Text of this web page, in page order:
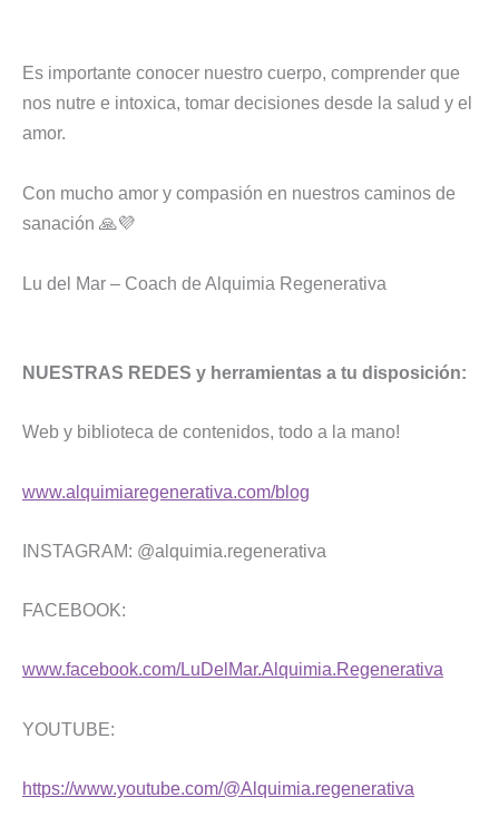
Es importante conocer nuestro cuerpo, comprender que
nos nutre e intoxica, tomar decisiones desde la salud y el
amor.
Con mucho amor y compasión en nuestros caminos de
sanación 🙏💜
Lu del Mar – Coach de Alquimia Regenerativa
NUESTRAS REDES y herramientas a tu disposición:
Web y biblioteca de contenidos, todo a la mano!
www.alquimiaregenerativa.com/blog
INSTAGRAM: @alquimia.regenerativa
FACEBOOK:
www.facebook.com/LuDelMar.Alquimia.Regenerativa
YOUTUBE:
https://www.youtube.com/@Alquimia.regenerativa